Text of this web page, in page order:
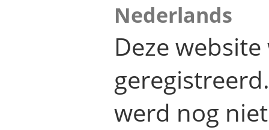
Nederlands
Deze
werd nog